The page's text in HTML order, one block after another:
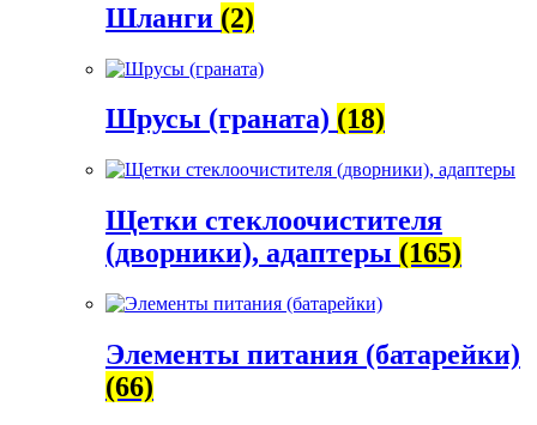
Шланги (2)
Шрусы (граната) (18)
Щетки стеклоочистителя
(дворники), адаптеры (165)
Элементы питания (батарейки)
(66)